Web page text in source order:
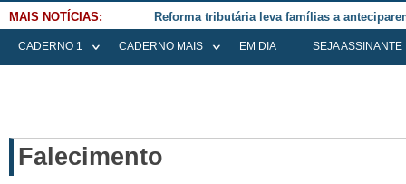
MAIS NOTÍCIAS: Falece Elena Menoia Cesarin
CADERNO 1 CADERNO MAIS EM DIA SEJA ASSINANTE
Falecimento